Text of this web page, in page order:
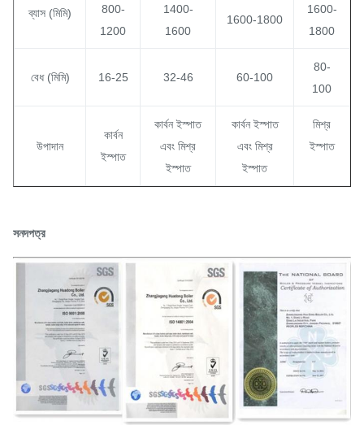
ব্যাস (মিমি)
800-
1200
1400-
1600
1600-1800
1600-
1800
বেধ (মিমি) 16-25 32-46 60-100
80-
100
উপাদান
কার্বন
ইস্পাত
কার্বন ইস্পাত
এবং মিশ্র
ইস্পাত
কার্বন ইস্পাত
এবং মিশ্র
ইস্পাত
মিশ্র
ইস্পাত
সনদপত্র